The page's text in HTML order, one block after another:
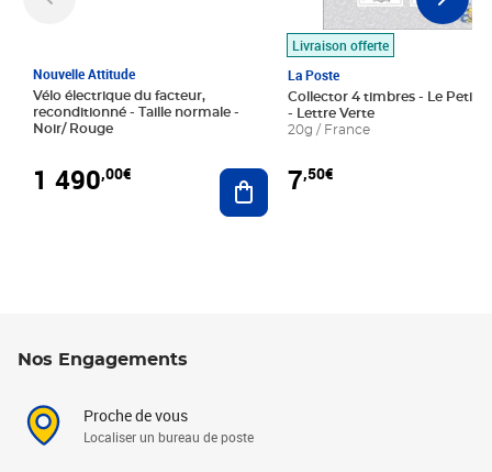
Nouvelle Attitude
Vélo électrique du facteur,
reconditionné - Taille normale -
Noir/ Rouge
1 490,00€ Ajouter au panier
Livraison offerte
La Poste
Collector 4 timbres - Le Petit
- Lettre Verte
20g / France
7,50€
Nos Engagements
Proche de vous
Localiser un bureau de poste